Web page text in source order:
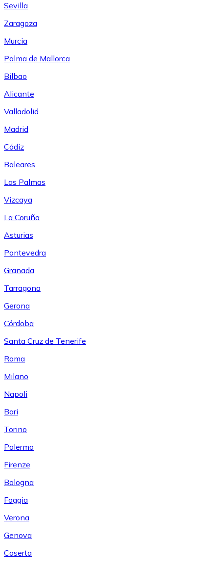
Sevilla
Zaragoza
Murcia
Palma de Mallorca
Bilbao
Alicante
Valladolid
Madrid
Cádiz
Baleares
Las Palmas
Vizcaya
La Coruña
Asturias
Pontevedra
Granada
Tarragona
Gerona
Córdoba
Santa Cruz de Tenerife
Roma
Milano
Napoli
Bari
Torino
Palermo
Firenze
Bologna
Foggia
Verona
Genova
Caserta